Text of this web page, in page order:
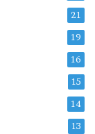
21
19
16
15
14
13